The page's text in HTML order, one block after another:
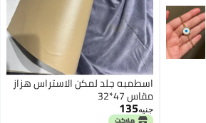
اسطمبه جلد لمكن الاستراس هزاز
مقاس 47*32
جنيه135